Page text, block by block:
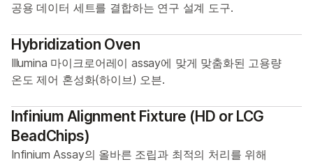
공용 데이터 세트를 결합하는 연구 설계 도구.
Hybridization Oven
Illumina 마이크로어레이 assay에 맞게 맞춤화된 고용량
온도 제어 혼성화(하이브) 오븐.
Infinium Alignment Fixture (HD or LCG
BeadChips)
Infinium Assay의 올바른 조립과 최적의 처리를 위해